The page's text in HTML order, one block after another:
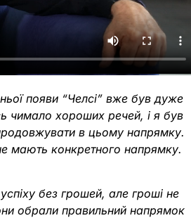
появи “Челсі” вже був дуже
чимало хороших речей, і я був
в цьому напрямку.
мають конкретного напрямку.
без грошей, але гроші не
обрали правильний напрямок